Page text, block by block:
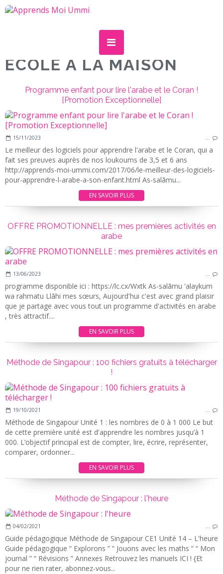
ECOLE A LA MAISON
Programme enfant pour lire l'arabe et le Coran !
[Promotion Exceptionnelle]
15/11/2023 …
Le meilleur des logiciels pour apprendre l'arabe et le Coran, qui a
fait ses preuves auprès de nos loukoums de 3,5 et 6 ans
http://apprends-moi-ummi.com/2017/06/le-meilleur-des-logiciels-
pour-apprendre-l-arabe-a-son-enfant.html As-salãmu...
EN SAVOIR PLUS
OFFRE PROMOTIONNELLE : mes premières activités en
arabe
13/06/2023 …
programme disponible ici : https://lc.cx/Wxtk As-salãmu 'alaykum
wa rahmatu Llãhi mes sœurs, Aujourd'hui c'est avec grand plaisir
que je partage avec vous tout un programme d'activités en arabe
, très attractif....
EN SAVOIR PLUS
Méthode de Singapour : 100 fichiers gratuits à télécharger
!
19/10/2021 …
Méthode de Singapour Unité 1 : les nombres de 0 à 1 000 Le but
de cette première unité est d'apprendre les nombres jusqu’à 1
000. L’objectif principal est de compter, lire, écrire, représenter,
comparer, ordonner...
EN SAVOIR PLUS
Méthode de Singapour : l'heure
04/02/2021 …
Guide pédagogique Méthode de Singapour CE1 Unité 14 – L'heure
Guide pédagogique “ Explorons ” “ Jouons avec les maths ” “ Mon
journal ” “ Révisions ” Annexes Retrouvez les manuels ICI ! {Et
pour ne rien rater, abonnez-vous...